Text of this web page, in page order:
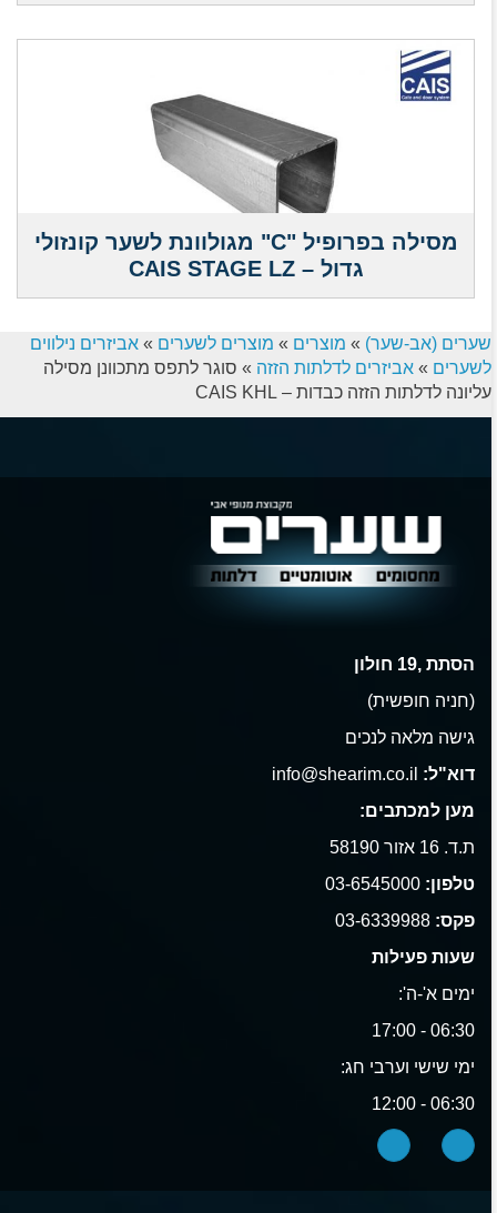
מסילה בפרופיל "C" מגולוונת לשער קונזולי
גדול – CAIS STAGE LZ
שערים (אב-שער) » מוצרים » מוצרים לשערים » אביזרים נילווים
לשערים » אביזרים לדלתות הזזה » סוגר לתפס מתכוונן מסילה
עליונה לדלתות הזזה כבדות – CAIS KHL
הסתת ,19 חולון
(חניה חופשית)
גישה מלאה לנכים
דוא"ל:
מען למכתבים:
ת.ד. 16 אזור 58190
טלפון:
פקס:
שעות פעילות
ימים א'-ה':
06:30 - 17:00
ימי שישי וערבי חג:
06:30 - 12:00